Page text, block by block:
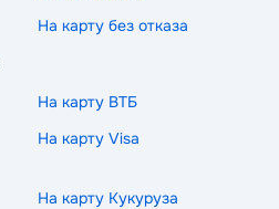
На карту без отказа
На карту ВТБ
На карту Visa
На карту Кукуруза